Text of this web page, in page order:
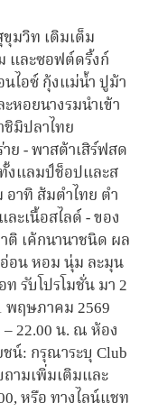
มวิท เติมเต็ม
และซอฟต์ดริ้งก์
ไอซ์ กุ้งแม่น้ำ ปูม้า
อยนางรมนำเข้า
มิปลาไทย
ย - พาสต้าเสิร์ฟสด
งแลมป์ช็อปและส
าทิ ส้มตำไทย ตำ
ะเนื้อสไลด์ - ของ
ติ เค้กนานาชนิด ผล
อน หอม นุ่ม ละมุน
รับโปรโมชั่น มา 2
พฤษภาคม 2569
– 22.00 น. ณ ห้อง
น์: กรุณาระบุ Club
ามเพิ่มเติมและ
หรือ ทางไลน์แชท